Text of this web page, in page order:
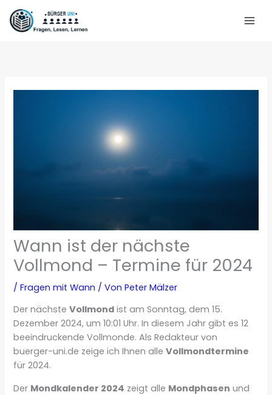
Zum
Inhalt
springen
Wann ist der nächste
Vollmond – Termine für 2024
/Fragen mit Wann / VonPeter Mälzer
Der nächsteVollmond ist am Sonntag, dem 15.
Dezember 2024, um 10:01 Uhr. In diesem Jahr gibt es 12
beeindruckende Vollmonde. Als Redakteur von
buerger-uni.de zeige ich Ihnen alleVollmondtermine
für 2024.
Der Mondkalender 2024 zeigt alle Mondphasen und